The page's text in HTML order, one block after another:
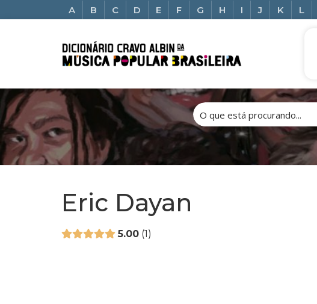
A B C D E F G H I J K L
Eric Dayan
5.00 1